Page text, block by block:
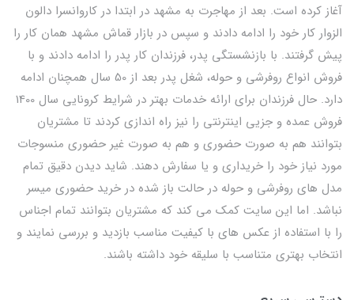
آغاز کرده است. بعد از مهاجرت به مشهد در ابتدا در کاروانسرا دالون
الزوار کار خود را ادامه دادند و سپس در بازار قماش مشهد همان کار را
پیش گرفتند. با بازنشستگی پدر، فرزندان کار پدر را ادامه دادند و با
فروش انواع روفرشی و حوله، شغل پدر بعد از 50 سال همچنان ادامه
دارد. حال فرزندان برای ارائه خدمات بهتر در شرایط کرونایی سال 1400
فروش عمده و جزیی اینترنتی را نیز راه اندازی کردند تا مشتریان
بتوانند هم به صورت حضوری و هم به صورت غیر حضوری منسوجات
مورد نیاز خود را خریداری و یا سفارش دهند. شاید دیدن دقیق تمام
مدل های روفرشی و حوله در حالت باز شده در خرید حضوری میسر
نباشد. اما این سایت کمک می کند که مشتریان بتوانند تمام اجناس
را با استفاده از عکس های با کیفیت مناسب بازدید و بررسی نمایند و
انتخاب بهتری متناسب با سلیقه خود داشته باشند.